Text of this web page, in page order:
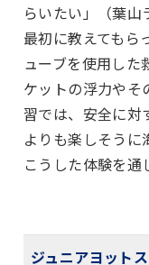
らいたい」（葉
最初に教えてもら
ューブを使用し
ケットの浮力やそ
習では、安全に対
よりも楽しそう
こうした体験を通
ジュニアヨット